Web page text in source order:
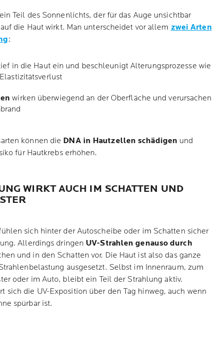
Teil des Sonnenlichts, der für das Auge unsichtbar
die Haut wirkt. Man unterscheidet vor allem zwei Arten
:
in die Haut ein und beschleunigt Alterungsprozesse wie
wirken überwiegend an der Oberfläche und verursachen
können die DNA in Hautzellen schädigen und
für Hautkrebs erhöhen.
WIRKT AUCH IM SCHATTEN UND
sich hinter der Autoscheibe oder im Schatten sicher
Allerdings dringen UV-Strahlen genauso durch
und in den Schatten vor. Die Haut ist also das ganze
ausgesetzt. Selbst im Innenraum, zum
oder im Auto, bleibt ein Teil der Strahlung aktiv.
sich die UV-Exposition über den Tag hinweg, auch wenn
spürbar ist.